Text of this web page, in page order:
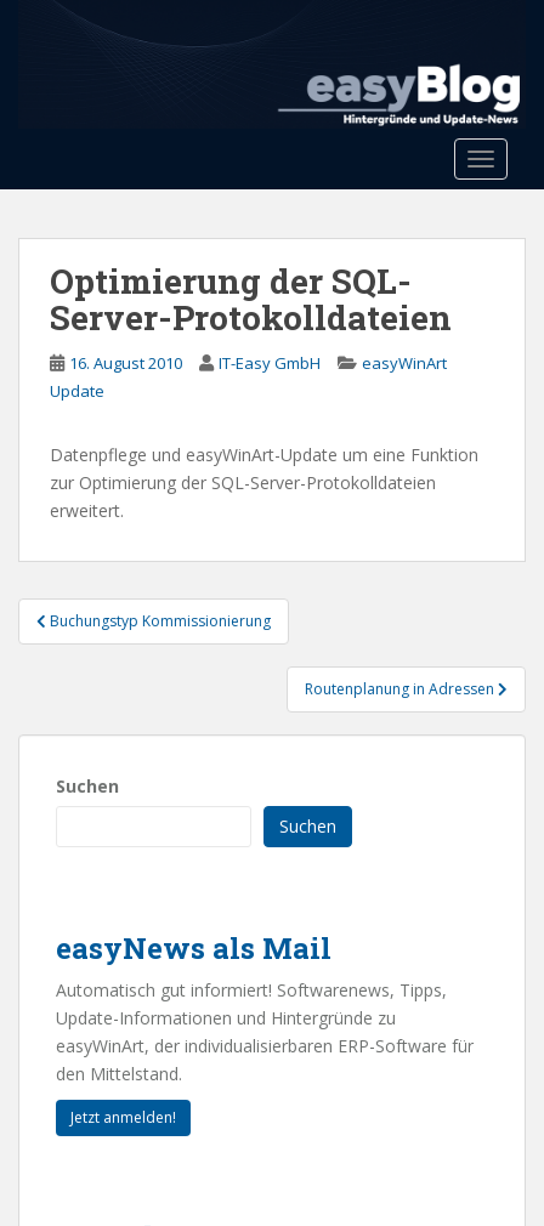
Toggle
Optimierung der SQL-
Server-Protokolldateien
16. August 2010 IT-Easy GmbH
easyWinArt
Update
Datenpflege und easyWinArt-Update um eine Funktion
zur Optimierung der SQL-Server-Protokolldateien
erweitert.
Beitragsnavigation
Buchungstyp Kommissionierung
Routenplanung in Adressen
Suchen
Suchen
easyNews als Mail
Automatisch gut informiert! Softwarenews, Tipps,
Update-Informationen und Hintergründe zu
easyWinArt, der individualisierbaren ERP-Software für
den Mittelstand.
Jetzt anmelden!